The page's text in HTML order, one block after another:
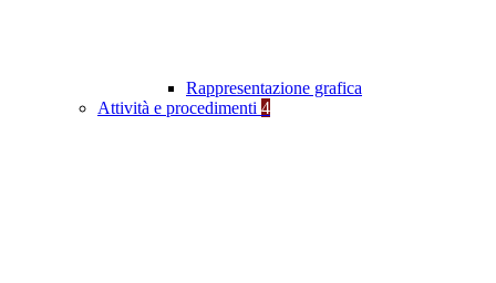
Rappresentazione grafica
Attività e procedimenti 4